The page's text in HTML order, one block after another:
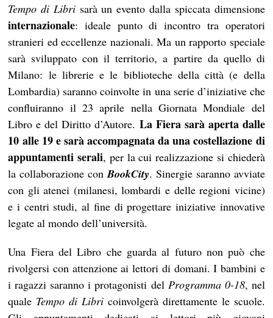
Tempo di Librisarà un evento dalla spiccata dimensione
internazionale: ideale punto di incontro tra operatori
stranieri ed eccellenze nazionali. Ma un rapporto speciale
sarà sviluppato con il territorio, a partire da quello di
Milano: le librerie e le biblioteche della città (e della
Lombardia) saranno coinvolte in una serie d’iniziative che
confluiranno il 23 aprile nella Giornata Mondiale del
Libro e del Diritto d’Autore. La Fiera sarà aperta dalle
10 alle 19 e sarà accompagnata da una costellazione di
appuntamenti serali, per la cui realizzazione si chiederà
la collaborazione conBookCity. Sinergie saranno avviate
con gli atenei (milanesi, lombardi e delle regioni vicine)
e i centri studi, al fine di progettare iniziative innovative
legate al mondo dell’università.
Una Fiera del Libro che guarda al futuro non può che
rivolgersi con attenzione ai lettori di domani. I bambini e
i ragazzi saranno i protagonisti del Programma 0-18, nel
quale Tempo di Libri coinvolgerà direttamente le scuole.